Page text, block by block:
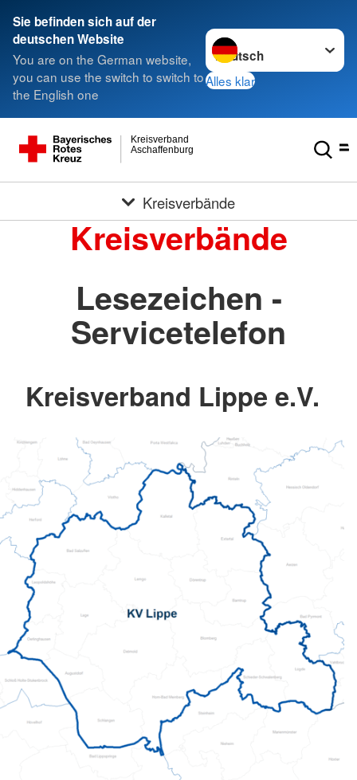
Sie befinden sich auf der
deutschen Website
You are on the German website,
you can use the switch to switch to
the English one
Sprache wechseln zu
Alles klar
Aschaffenburg
Kreisverband
Kreisverbände
Kreisverbände
Lesezeichen -
Servicetelefon
Kreisverband Lippe e.V.